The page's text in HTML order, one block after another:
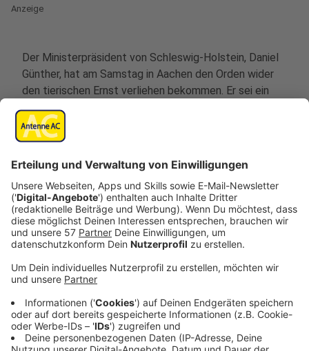
Anzeige
Der Ministerpräsident von Schleswig-Holstein, Daniel
Günther, hat am Samstag in Aachen den Orden wider
den tierischen Ernst verliehen bekommen. Er sei ein
engagierter und pragmatischer Landesvater, der die
Menschen mit Authentizität, Zugewandtheit und
Humor überzeugt, so der Präsident des Aachener
Günther sang bei der Verleihung den Höhner-Hit "Wenn
nicht jetzt, wann dann" und stichelte gegen
Bundesgesundheitsminister Lauterbach sowie CDU-
Parteichef Friedrich Merz.
Die Laudatio auf Günther hielt Vorjahresordensritterin
und Bundesaußenministerin Annalena Baerbock. Sie
Laudatio bezeichnete sie ihn als einen "der
profiliertesten Kritiker der aktuellen CDU-
Parteiführung. Ein Mann, der klar für Umweltschutz